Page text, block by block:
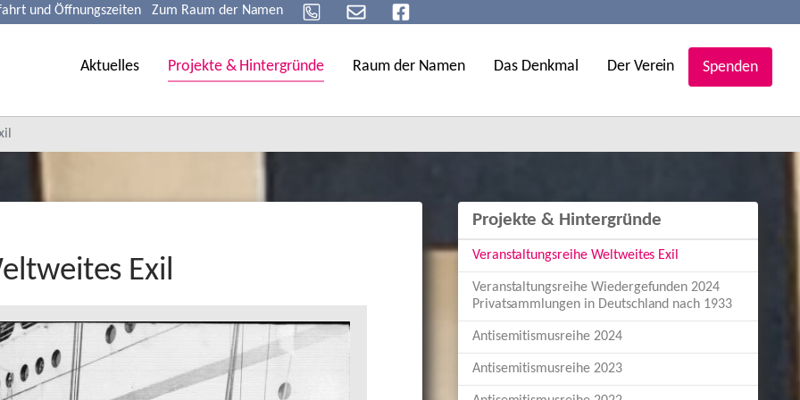
und Öffnungszeiten Zum Raum der Namen
Aktuelles Projekte & Hintergründe Raum der Namen Das Denkmal Der Verein Spenden
Exil
Projekte & Hintergründe
Veranstaltungsreihe Weltweites Exil
Veranstaltungsreihe Wiedergefunden 2024
Privatsammlungen in Deutschland nach 1933
Antisemitismusreihe 2024
Antisemitismusreihe 2023